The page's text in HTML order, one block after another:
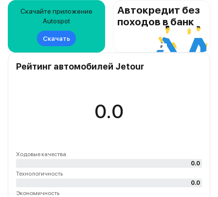
Скачайте приложение
Autospot
Скачать
Автокредит без
походов в банк
Рейтинг автомобилей Jetour
0.0
Ходовые качества
0.0
Технологичность
0.0
Экономичность